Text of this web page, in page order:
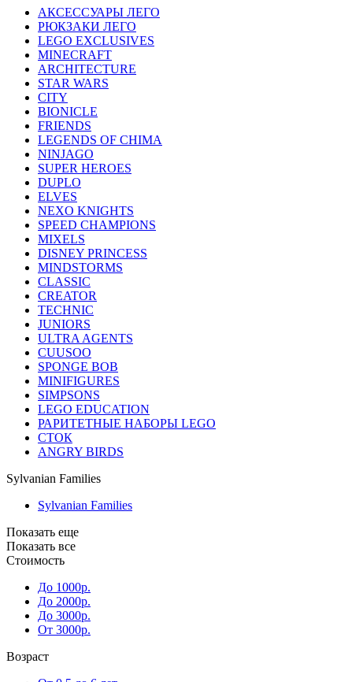
АКСЕССУАРЫ ЛЕГО
РЮКЗАКИ ЛЕГО
LEGO EXCLUSIVES
MINECRAFT
ARCHITECTURE
STAR WARS
CITY
BIONICLE
FRIENDS
LEGENDS OF CHIMA
NINJAGO
SUPER HEROES
DUPLO
ELVES
NEXO KNIGHTS
SPEED CHAMPIONS
MIXELS
DISNEY PRINCESS
MINDSTORMS
CLASSIC
CREATOR
TECHNIC
JUNIORS
ULTRA AGENTS
CUUSOO
SPONGE BOB
MINIFIGURES
SIMPSONS
LEGO EDUCATION
РАРИТЕТНЫЕ НАБОРЫ LEGO
СТОК
ANGRY BIRDS
Sylvanian Families
Sylvanian Families
Показать еще
Показать все
Стоимость
До 1000р.
До 2000р.
До 3000р.
От 3000р.
Возраст